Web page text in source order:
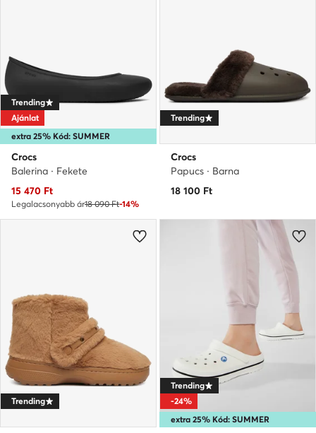
extra 25% Kód: SUMMER
Trending
Ajánlat
Crocs
Balerina · Fekete
Aktuális ár
15 470 Ft
Legalacsonyabb ár18 090 Ft-14%
Trending
Crocs
Papucs · Barna
18 100 Ft
Trending
extra 25% Kód: SUMMER
Trending
-24%